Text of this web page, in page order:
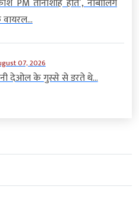
PM तानाशाह होते’, नाबालिग
07, 2026
देओल के गुस्से से डरते थे...